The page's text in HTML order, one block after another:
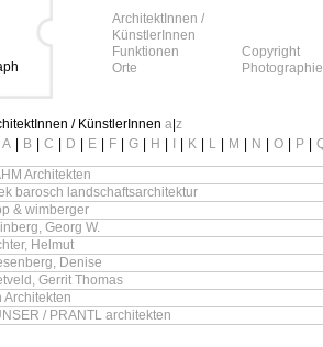
ArchitektInnen /
KünstlerInnen
Funktionen
Orte
Copyright
Photographie
/ KünstlerInnen a z
A B C D E F G H K L M N O P
Architekten
barosch landschaftsarchitektur
& wimberger
Georg W.
Helmut
Denise
Gerrit Thomas
Architekten
/ PRANTL architekten